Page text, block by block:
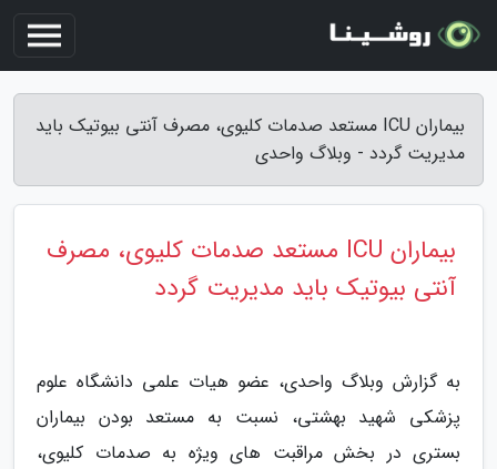
بیماران ICU مستعد صدمات کلیوی، مصرف آنتی بیوتیک باید
مدیریت گردد - وبلاگ واحدی
بیماران ICU مستعد صدمات کلیوی، مصرف
آنتی بیوتیک باید مدیریت گردد
به گزارش وبلاگ واحدی، عضو هیات علمی دانشگاه علوم
پزشکی شهید بهشتی، نسبت به مستعد بودن بیماران
بستری در بخش مراقبت های ویژه به صدمات کلیوی،